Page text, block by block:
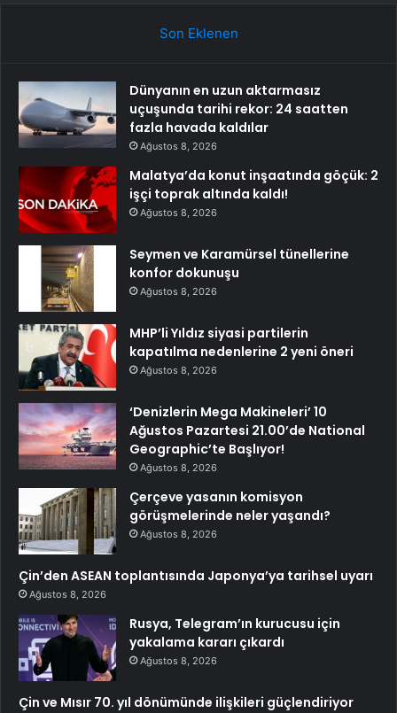
Son Eklenen
Dünyanın en uzun aktarmasız
uçuşunda tarihi rekor: 24 saatten
fazla havada kaldılar
Ağustos 8, 2026
Malatya’da konut inşaatında göçük: 2
işçi toprak altında kaldı!
Ağustos 8, 2026
Seymen ve Karamürsel tünellerine
konfor dokunuşu
Ağustos 8, 2026
MHP’li Yıldız siyasi partilerin
kapatılma nedenlerine 2 yeni öneri
Ağustos 8, 2026
‘Denizlerin Mega Makineleri’ 10
Ağustos Pazartesi 21.00’de National
Geographic’te Başlıyor!
Ağustos 8, 2026
Çerçeve yasanın komisyon
görüşmelerinde neler yaşandı?
Ağustos 8, 2026
Çin’den ASEAN toplantısında Japonya’ya tarihsel uyarı
Ağustos 8, 2026
Rusya, Telegram’ın kurucusu için
yakalama kararı çıkardı
Ağustos 8, 2026
Çin ve Mısır 70. yıl dönümünde ilişkileri güçlendiriyor